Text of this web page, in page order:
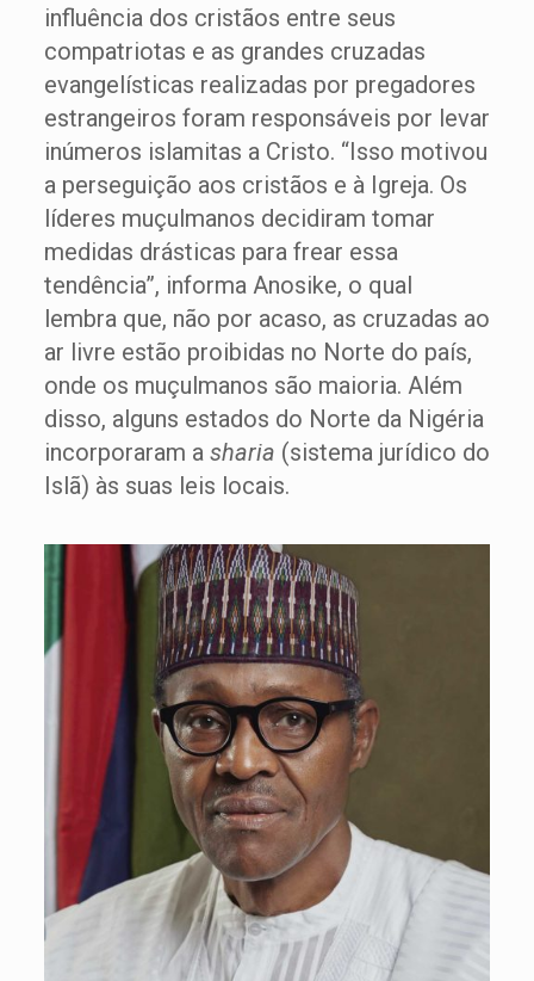
influência dos cristãos entre seus
compatriotas e as grandes cruzadas
evangelísticas realizadas por pregadores
estrangeiros foram responsáveis por levar
inúmeros islamitas a Cristo. “Isso motivou
a perseguição aos cristãos e à Igreja. Os
líderes muçulmanos decidiram tomar
medidas drásticas para frear essa
tendência”, informa Anosike, o qual
lembra que, não por acaso, as cruzadas ao
ar livre estão proibidas no Norte do país,
onde os muçulmanos são maioria. Além
disso, alguns estados do Norte da Nigéria
incorporaram a sharia (sistema jurídico do
Islã) às suas leis locais.